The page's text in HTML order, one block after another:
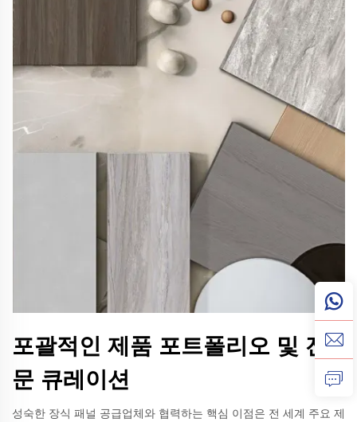
포괄적인 제품 포트폴리오 및 전
문 큐레이션
성숙한 장식 패널 공급업체와 협력하는 핵심 이점은 전 세계 주요 제